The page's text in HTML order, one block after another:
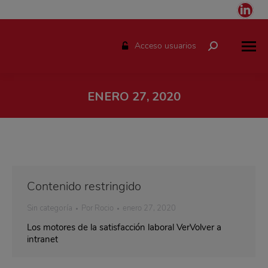
Acceso usuarios Buscar:
ENERO 27, 2020
Contenido restringido
Sin categoría Por Rocio enero 27, 2020
Los motores de la satisfacción laboral VerVolver a
intranet